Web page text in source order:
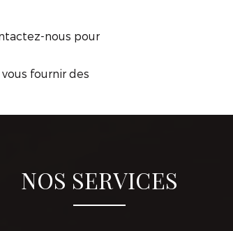
nous pour
fournir des
NOS SERVICES